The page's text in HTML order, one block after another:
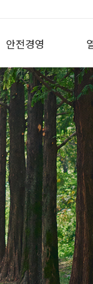
안전경영